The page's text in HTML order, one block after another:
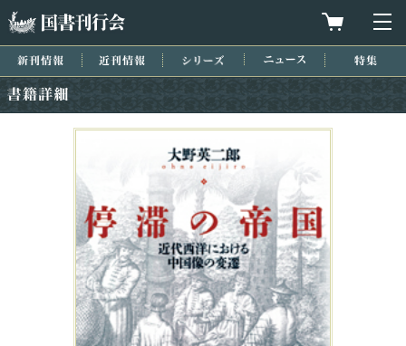
買物カゴを
新刊情報 近刊情報 シリーズ ニュース